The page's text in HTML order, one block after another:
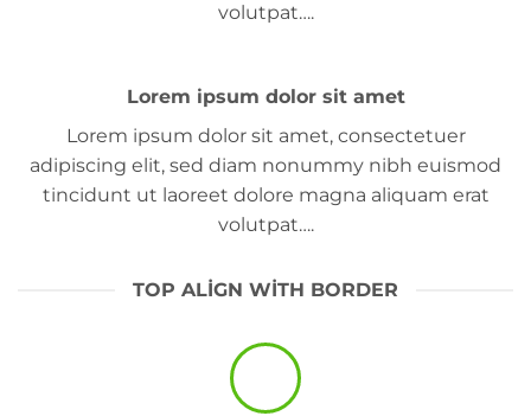
volutpat….
Lorem ipsum dolor sit amet
Lorem ipsum dolor sit amet, consectetuer
adipiscing elit, sed diam nonummy nibh euismod
tincidunt ut laoreet dolore magna aliquam erat
volutpat….
TOP ALIGN WITH BORDER